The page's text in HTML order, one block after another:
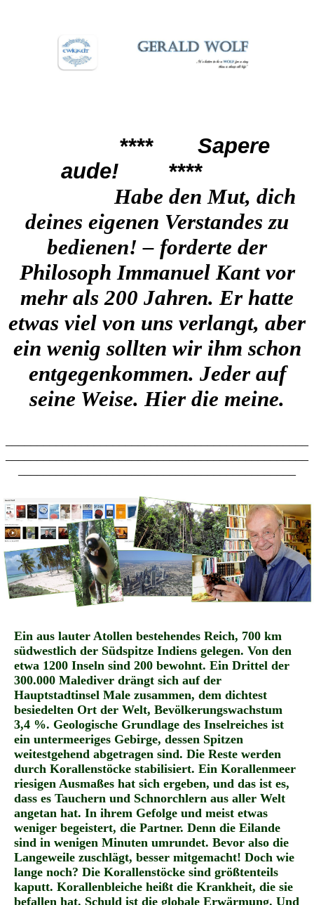
****
Sapere
aude!
****
Habe den Mut, dich
deines eigenen Verstandes zu
bedienen! – forderte der
Philosoph Immanuel Kant vor
mehr als 200 Jahren. Er hatte
etwas viel von uns verlangt, aber
ein wenig sollten wir ihm schon
entgegenkommen. Jeder auf
seine Weise. Hier die meine.
Ein aus lauter Atollen bestehendes Reich, 700 km
südwestlich der Südspitze Indiens gelegen. Von den
etwa 1200 Inseln sind 200 bewohnt. Ein Drittel der
300.000 Malediver drängt sich auf der
Hauptstadtinsel Male zusammen, dem dichtest
besiedelten Ort der Welt, Bevölkerungswachstum
3,4 %. Geologische Grundlage des Inselreiches ist
ein untermeeriges Gebirge, dessen Spitzen
weitestgehend abgetragen sind. Die Reste werden
durch Korallenstöcke stabilisiert. Ein Korallenmeer
riesigen Ausmaßes hat sich ergeben, und das ist es,
dass es Tauchern und Schnorchlern aus aller Welt
angetan hat. In ihrem Gefolge und meist etwas
weniger begeistert, die Partner. Denn die Eilande
sind in wenigen Minuten umrundet. Bevor also die
Langeweile zuschlägt, besser mitgemacht! Doch wie
lange noch? Die Korallenstöcke sind größtenteils
kaputt. Korallenbleiche heißt die Krankheit, die sie
befallen hat. Schuld ist die globale Erwärmung. Und